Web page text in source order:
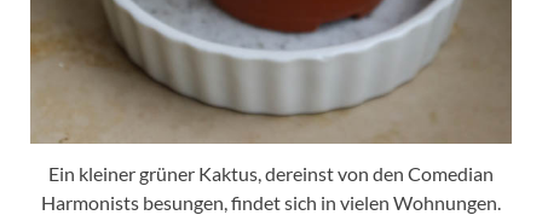
Ein kleiner grüner Kaktus, dereinst von den Comedian
Harmonists besungen, findet sich in vielen Wohnungen.